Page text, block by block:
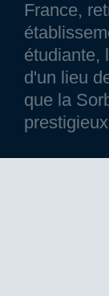
France,
étudiante,
d'un lieu
que la